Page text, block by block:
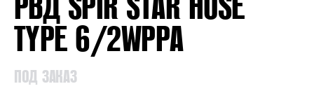
TYPE 6/2WPPA
ПОД ЗАКАЗ